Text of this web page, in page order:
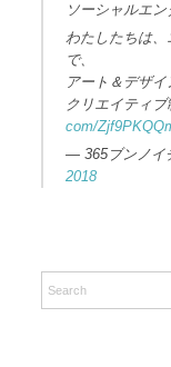
ソーシャルエ
わたしたちは
で、
アート＆デザイ
クリエイティブ
com/
— 365ブンノイ
2018